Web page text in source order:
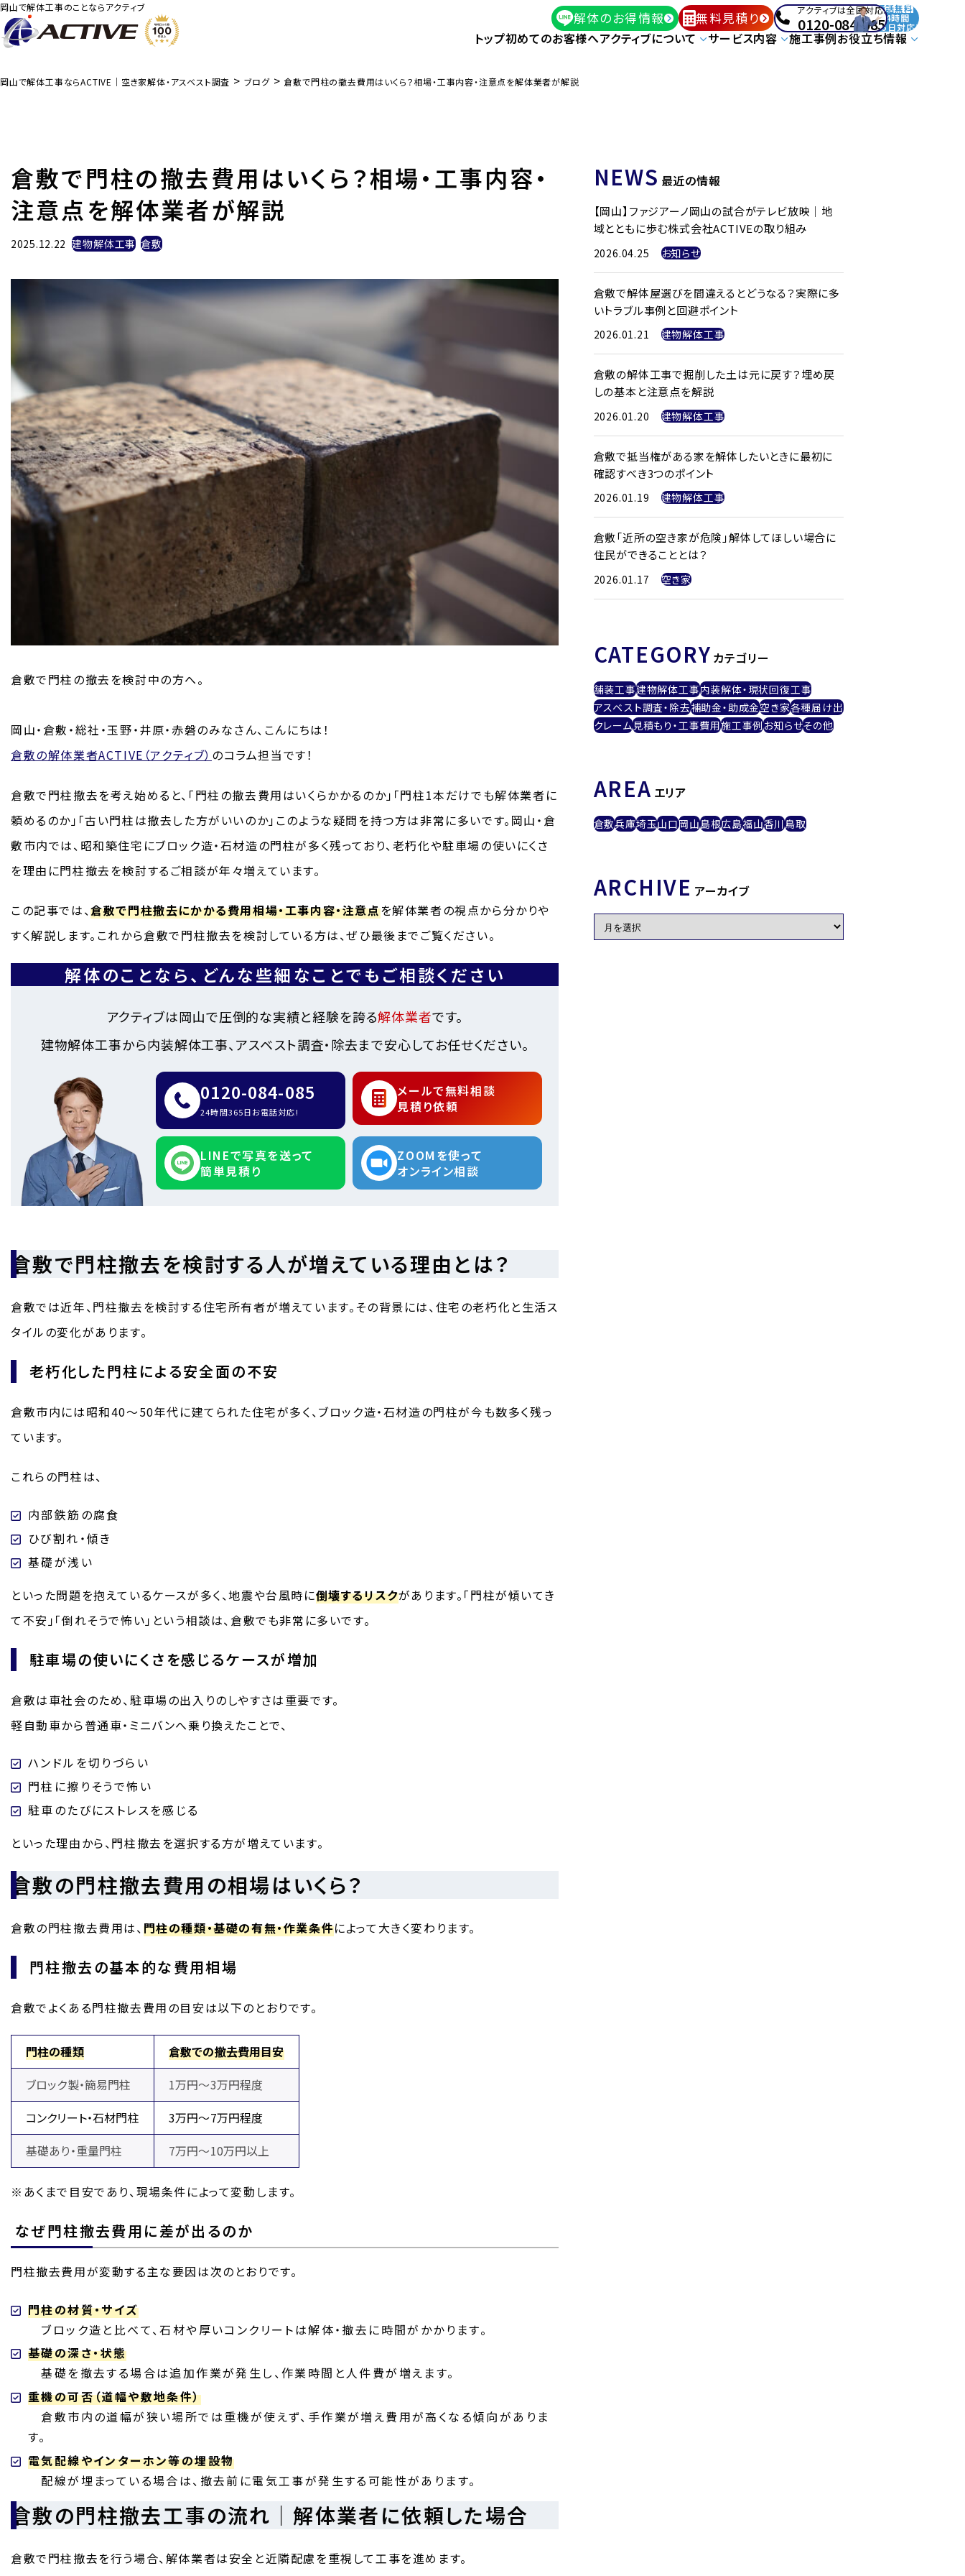
岡山で解体工事のことならアクティブ
解体のお得情報 無料見積り アクティブは全国対応!
0120-084-085
通話無料
24時間
365日対応!
トップ初めてのお客様へアクティブについて サービス内容 施工事例お役立ち情報
岡山で解体工事ならACTIVE｜空き家解体・アスベスト調査 > ブログ >倉敷で門柱の撤去費用はいくら？相場・工事内容・注意点を解体業者が解説
倉敷で門柱の撤去費用はいくら？相場・工事内容・
注意点を解体業者が解説
2025.12.22 建物解体工事 倉敷
倉敷で門柱の撤去を検討中の方へ。
岡山・倉敷・総社・玉野・井原・赤磐のみなさん、こんにちは！
倉敷の解体業者ACTIVE（アクティブ） のコラム担当です！
倉敷で門柱撤去を考え始めると、「門柱の撤去費用はいくらかかるのか」「門柱1本だけでも解体業者に
頼めるのか」「古い門柱は撤去した方がいいのか」このような疑問を持つ方は非常に多いです。岡山・倉
敷市内では、昭和築住宅にブロック造・石材造の門柱が多く残っており、老朽化や駐車場の使いにくさ
を理由に門柱撤去を検討するご相談が年々増えています。
この記事では、倉敷で門柱撤去にかかる費用相場・工事内容・注意点を解体業者の視点から分かりや
すく解説します。これから倉敷で門柱撤去を検討している方は、ぜひ最後までご覧ください。
解体のことなら、 どんな些細なことでもご相談ください
アクティブは岡山で圧倒的な実績と経験を誇る解体業者です。
建物解体工事から内装解体工事、アスベスト調査・除去まで安心してお任せください。
0120-084-085
24時間365日お電話対応!
メールで無料相談
見積り依頼
LINEで写真を送って
簡単見積り
ZOOMを使って
オンライン相談
倉敷で門柱撤去を検討する人が増えている理由とは？
倉敷では近年、門柱撤去を検討する住宅所有者が増えています。その背景には、住宅の老朽化と生活ス
タイルの変化があります。
老朽化した門柱による安全面の不安
倉敷市内には昭和40〜50年代に建てられた住宅が多く、ブロック造・石材造の門柱が今も数多く残っ
ています。
これらの門柱は、
内部鉄筋の腐食
ひび割れ・傾き
基礎が浅い
といった問題を抱えているケースが多く、地震や台風時に倒壊するリスクがあります。「門柱が傾いてき
て不安」「倒れそうで怖い」という相談は、倉敷でも非常に多いです。
駐車場の使いにくさを感じるケースが増加
倉敷は車社会のため、駐車場の出入りのしやすさは重要です。
軽自動車から普通車・ミニバンへ乗り換えたことで、
ハンドルを切りづらい
門柱に擦りそうで怖い
駐車のたびにストレスを感じる
といった理由から、門柱撤去を選択する方が増えています。
倉敷の門柱撤去費用の相場はいくら？
倉敷の門柱撤去費用は、門柱の種類・基礎の有無・作業条件によって大きく変わります。
門柱撤去の基本的な費用相場
倉敷でよくある門柱撤去費用の目安は以下のとおりです。
門柱の種類
倉敷での撤去費用目安
ブロック製・簡易門柱
1万円～3万円程度
コンクリート・石材門柱
3万円～7万円程度
基礎あり・重量門柱
7万円～10万円以上
※あくまで目安であり、現場条件によって変動します。
なぜ門柱撤去費用に差が出るのか
門柱撤去費用が変動する主な要因は次のとおりです。
門柱の材質・サイズ
ブロック造と比べて、石材や厚いコンクリートは解体・撤去に時間がかかります。
基礎の深さ・状態
基礎を撤去する場合は追加作業が発生し、作業時間と人件費が増えます。
重機の可否（道幅や敷地条件）
倉敷市内の道幅が狭い場所では重機が使えず、手作業が増え費用が高くなる傾向がありま
す。
電気配線やインターホン等の埋設物
配線が埋まっている場合は、撤去前に電気工事が発生する可能性があります。
倉敷の門柱撤去工事の流れ｜解体業者に依頼した場合
倉敷で門柱撤去を行う場合、解体業者は安全と近隣配慮を重視して工事を進めます。
NEWS 最近の情報
【岡山】ファジアーノ岡山の試合がテレビ放映｜地
域とともに歩む株式会社ACTIVEの取り組み
2026.04.25 お知らせ
倉敷で解体屋選びを間違えるとどうなる？実際に多
いトラブル事例と回避ポイント
2026.01.21 建物解体工事
倉敷の解体工事で掘削した土は元に戻す？埋め戻
しの基本と注意点を解説
2026.01.20 建物解体工事
倉敷で抵当権がある家を解体したいときに最初に
確認すべき3つのポイント
2026.01.19 建物解体工事
倉敷「近所の空き家が危険」解体してほしい場合に
住民ができることとは？
2026.01.17 空き家
CATEGORYカテゴリー
舗装工事建物解体工事内装解体・現状回復工事
アスベスト調査・除去補助金・助成金空き家各種届け出
クレーム見積もり・工事費用施工事例お知らせその他
AREA エリア
倉敷兵庫埼玉山口岡山島根広島福山香川鳥取
ARCHIVE アーカイブ